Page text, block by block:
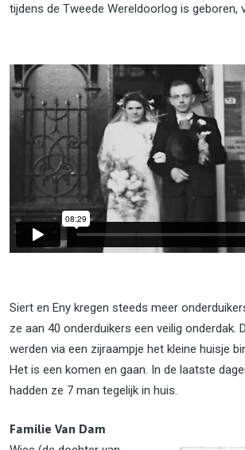
tijdens de Tweede Wereldoorlog is geboren,
Siert en Eny kregen steeds meer
ze aan 40 onderduikers een veilig onderdak.
werden via een zijraampje het kleine huisje
Het is een komen en gaan. In de laatste
hadden ze 7 man tegelijk in huis.
Familie Van Dam